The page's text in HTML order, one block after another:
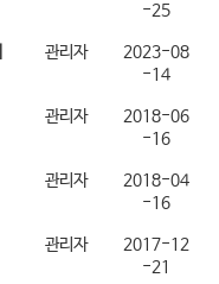
-25
관리자
2023-08
-14
관리자
2018-06
-16
관리자
2018-04
-16
관리자
2017-12
-21